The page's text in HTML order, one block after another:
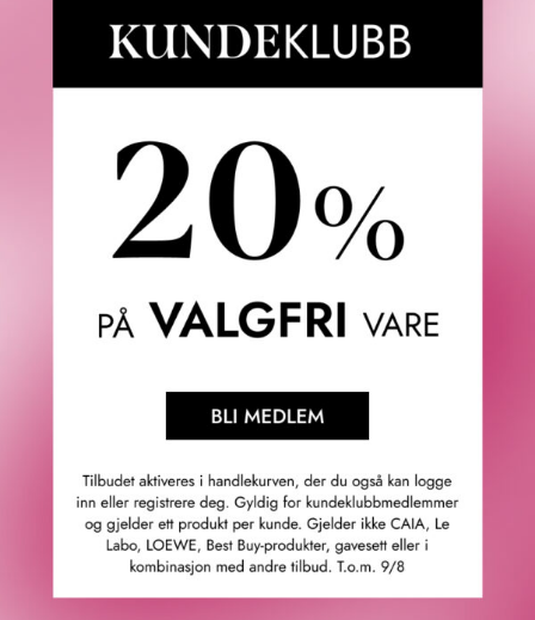
CAROLINA HERRERA
BAD BOY COBALT ELIXIR
2 VARIANTER
KUNDEKLUBB 20%
BODY MIST